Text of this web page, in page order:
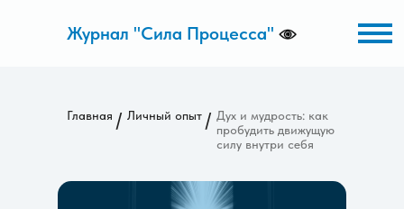
Журнал "Сила Процесса"
Дух и мудрость: как
пробудить движущую
силу внутри себя
/
Личный опыт
/
Главная